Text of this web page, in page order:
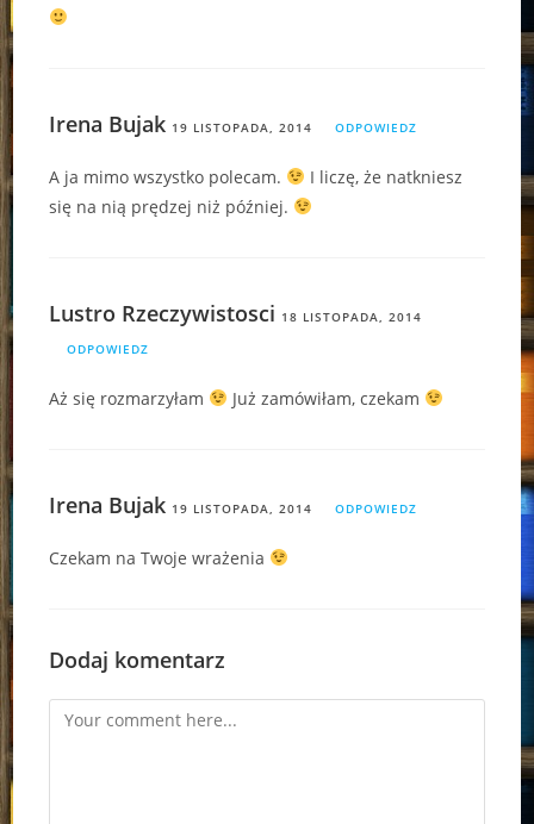
Irena Bujak 19 LISTOPADA, 2014 ODPOWIEDZ
A ja mimo wszystko polecam.
I liczę, że natkniesz
się na nią prędzej niż później.
Lustro Rzeczywistosci 18 LISTOPADA, 2014
ODPOWIEDZ
Aż się rozmarzyłam Już zamówiłam, czekam
Irena Bujak 19 LISTOPADA, 2014 ODPOWIEDZ
Czekam na Twoje wrażenia
Dodaj komentarz
Comment